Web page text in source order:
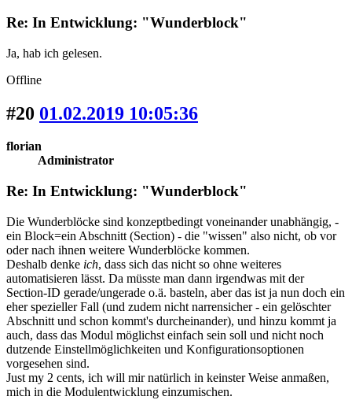
Re: In Entwicklung: "Wunderblock"
Ja, hab ich gelesen.
Offline
#20 01.02.2019 10:05:36
florian
Administrator
Re: In Entwicklung: "Wunderblock"
Die Wunderblöcke sind konzeptbedingt voneinander unabhängig, -
ein Block=ein Abschnitt (Section) - die "wissen" also nicht, ob vor
oder nach ihnen weitere Wunderblöcke kommen.
Deshalb denke ich, dass sich das nicht so ohne weiteres
automatisieren lässt. Da müsste man dann irgendwas mit der
Section-ID gerade/ungerade o.ä. basteln, aber das ist ja nun doch ein
eher spezieller Fall (und zudem nicht narrensicher - ein gelöschter
Abschnitt und schon kommt's durcheinander), und hinzu kommt ja
auch, dass das Modul möglichst einfach sein soll und nicht noch
dutzende Einstellmöglichkeiten und Konfigurationsoptionen
vorgesehen sind.
Just my 2 cents, ich will mir natürlich in keinster Weise anmaßen,
mich in die Modulentwicklung einzumischen.